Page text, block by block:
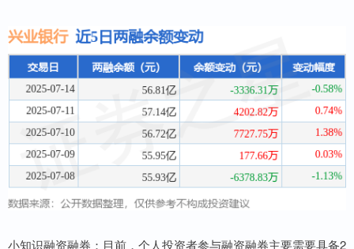
小知识融资融券：目前，个人投资者参与融资融券主要需要具备2